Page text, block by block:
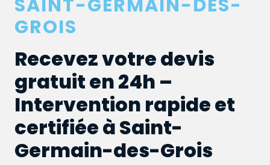
SAINT-GERMAIN-DES-
GROIS
Recevez votre devis
gratuit en 24h –
Intervention rapide et
certifiée à Saint-
Germain-des-Grois